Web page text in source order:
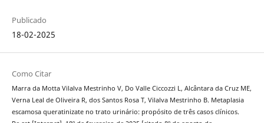
Publicado
18-02-2025
Como Citar
Marra da Motta Vilalva Mestrinho V, Do Valle Ciccozzi L, Alcântara da Cruz ME,
Verna Leal de Oliveira R, dos Santos Rosa T, Vilalva Mestrinho B. Metaplasia
escamosa queratinizate no trato urinário: propósito de três casos clínicos.